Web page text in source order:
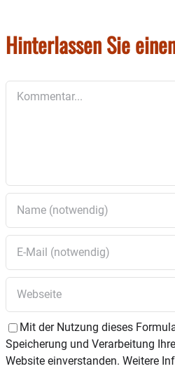
Hinterlassen Sie
Mit der Nutzung dieses
Speicherung und Verarbeitung
Website einverstanden. Weitere